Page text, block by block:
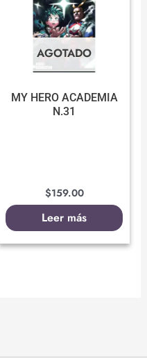
AGOTADO
MY HERO ACADEMIA
N.31
$159.00
Leer más